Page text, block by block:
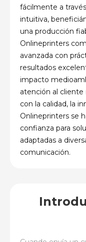
fácilmente a
intuitiva,
una producción
Onlineprinters
avanzada con
resultados
impacto
atención al
con la calidad, la
Onlineprinters se
confianza para
adaptadas a
comunicación.